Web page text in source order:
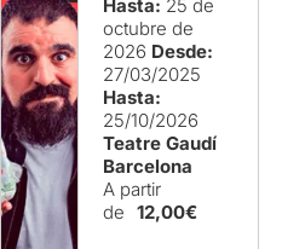
Hasta: 25 de
octubre de
2026 Desde:
27/03/2025
Hasta:
25/10/2026
Teatre Gaudí
Barcelona
A partir
de 12,00€